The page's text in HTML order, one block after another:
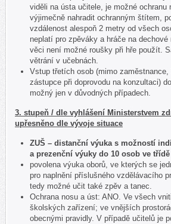
viděli na ústa učitele, je možné ochranu
výjimečně nahradit ochranným štítem,
vzdálenost alespoň 2 metry od všech
neplatí pro zpěváky a hráče na
věci není možné roušky při hře použít.
větrání v učebnách.
Vstup třetích osob (mimo
zástupce při doprovodu na konzultaci)
možný jen v důvodných případech.
3. stupeň / dle vyhlášení Ministerstvem
upřesněno dle vývoje situace
ZUŠ – distanční výuka s možností
a prezenční výuky do 10 osob ve
povolena výuka oborů, ve kterých se
pro naplnění příslušného vzdělávacího
tedy možné učit také zpěv a tanec.
Ochrana nosu a úst: ANO. Ve všech
školských zařízení; ve vnějších
obecnými pravidly. V případě učitelů je